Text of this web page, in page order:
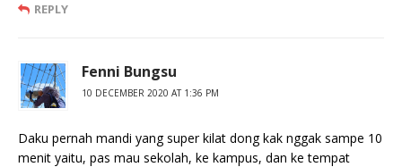
REPLY
Fenni Bungsu
10 DECEMBER 2020 AT 1:36 PM
Daku pernah mandi yang super kilat dong kak nggak sampe 10
menit yaitu, pas mau sekolah, ke kampus, dan ke tempat